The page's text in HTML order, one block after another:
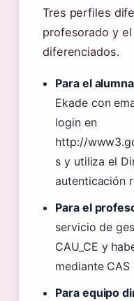
Tres perfiles
profesorado y
diferenciados.
Para el
Ekade con
login en
http://
s y utiliza el
autenticación
Para el
servicio de
CAU_CE y
mediante
Para equipo